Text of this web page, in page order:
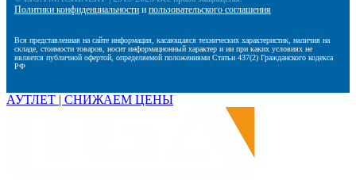
Политики конфиденциальности и пользовательского соглашения
Вся представленная на сайте информация, касающаяся технических характеристик, наличия на
складе, стоимости товаров, носит информационный характер и ни при каких условиях не
является публичной офертой, определяемой положениями Статьи 437(2) Гражданского кодекса
РФ
АУТЛЕТ | СНИЖАЕМ ЦЕНЫ